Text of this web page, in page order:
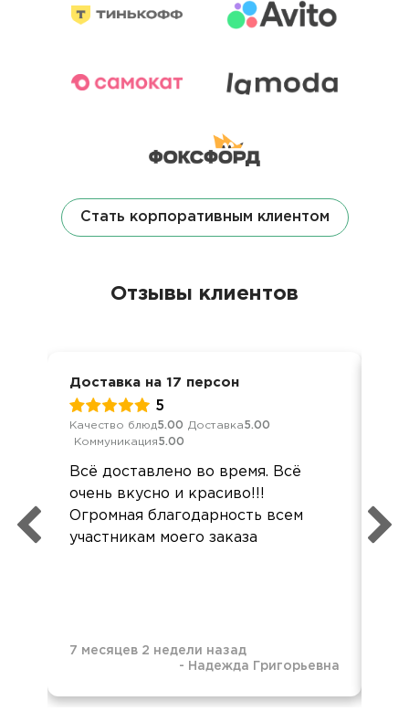
Стать корпоративным клиентом
Отзывы клиентов
Доставка на 17 персон
5
Качество блюд5.00 Доставка5.00
Коммуникация5.00
Всё доставлено во время. Всё
очень вкусно и красиво!!!
Огромная благодарность всем
участникам моего заказа
7 месяцев 2 недели назад
- Надежда Григорьевна